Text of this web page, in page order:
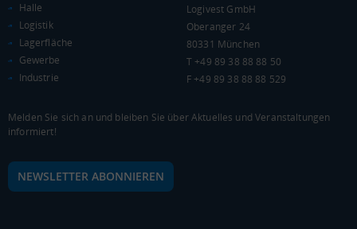
(Landkreis / Kreisfreie Stadt)
KAUFKRAFT - EURO PRO KOPF
0 € 20.000 € 40.000 €
Bundesland
Halle
Logistik
Lagerfläche
Gewerbe
Industrie
Logivest GmbH
Oberanger 24
80331 München
T +49 89 38 88 88 50
F +49 89 38 88 88 529
Melden Sie sich an und bleiben Sie über Aktuelles und Veranstaltungen
informiert!
NEWSLETTER ABONNIEREN